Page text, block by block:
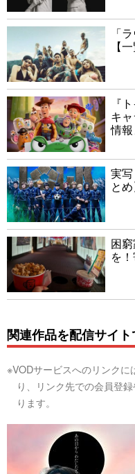
「
【
『
キ
情報
実
とめ
困
を
関連作品を配信サイ
※VODサービスへのリンク
り、リンク先での会員登
ります。